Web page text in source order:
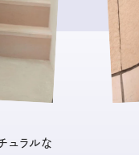
ュラルな